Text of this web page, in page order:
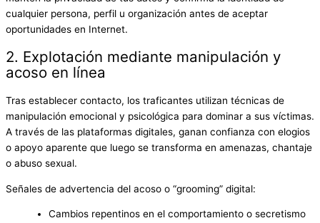
cualquier persona, perfil u organización antes de aceptar
oportunidades en Internet.
2. Explotación mediante manipulación y
acoso en línea
Tras establecer contacto, los traficantes utilizan técnicas de
manipulación emocional y psicológica para dominar a sus víctimas.
A través de las plataformas digitales, ganan confianza con elogios
o apoyo aparente que luego se transforma en amenazas, chantaje
o abuso sexual.
Señales de advertencia del acoso o “grooming” digital:
Cambios repentinos en el comportamiento o secretismo